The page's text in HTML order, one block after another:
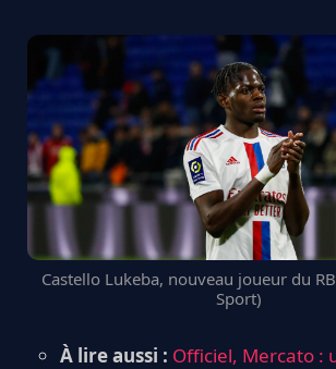
Castello Lukeba, nouveau joueur du
Sport)
À lire aussi : Officiel, Mercato :